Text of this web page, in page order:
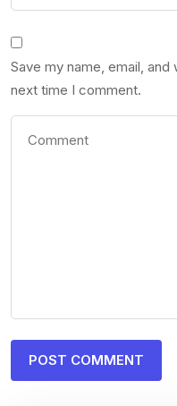
Save my name, email,
next time I comment.